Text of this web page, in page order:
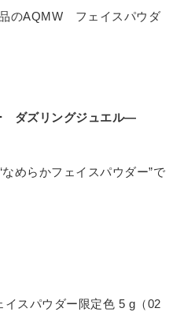
ダズリングジュエル―
めらかフェイスパウダー”で
スパウダー限定色 5 g（02